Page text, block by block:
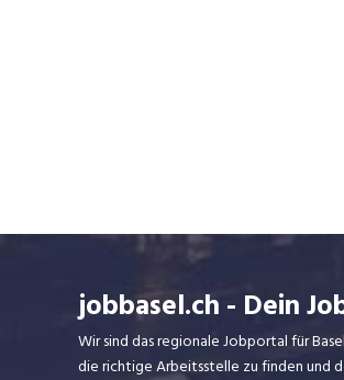
jobbasel.ch - Dein
Wir sind das regionale Jobportal für
die richtige Arbeitsstelle zu finden und